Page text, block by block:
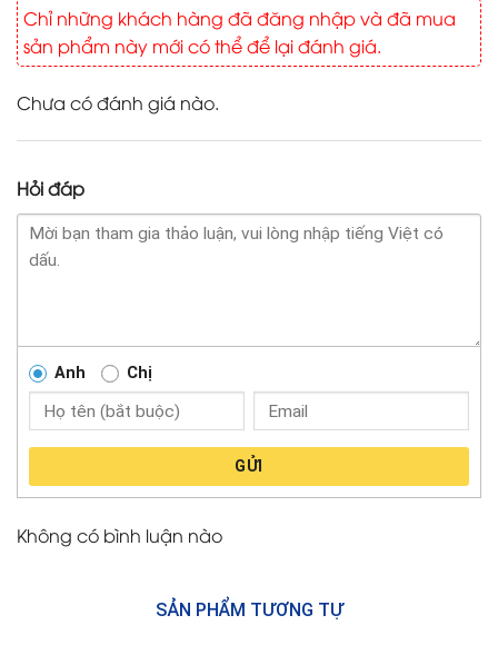
Chỉ những khách hàng đã đăng nhập và đã mua
sản phẩm này mới có thể để lại đánh giá.
Chưa có đánh giá nào.
Hỏi đáp
Anh Chị
GỬI
Không có bình luận nào
SẢN PHẨM TƯƠNG TỰ